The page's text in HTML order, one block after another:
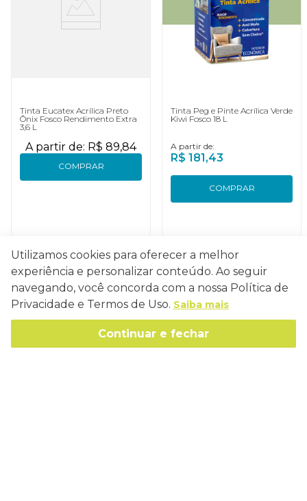
Tinta Eucatex Acrílica Preto
Ônix Fosco Rendimento Extra
3,6 L
A partir de: R$ 89,84
COMPRAR
Tinta Peg e Pinte Acrílica Verde
Kiwi Fosco 18 L
A partir de:
R$ 181,43
COMPRAR
Conecte-se
Como Trabalhamos
Utilizamos cookies para oferecer a melhor
experiência e personalizar conteúdo. Ao seguir
navegando, você concorda com a nossa Política de
Privacidade e Termos de Uso. Saiba mais
Continuar e fechar